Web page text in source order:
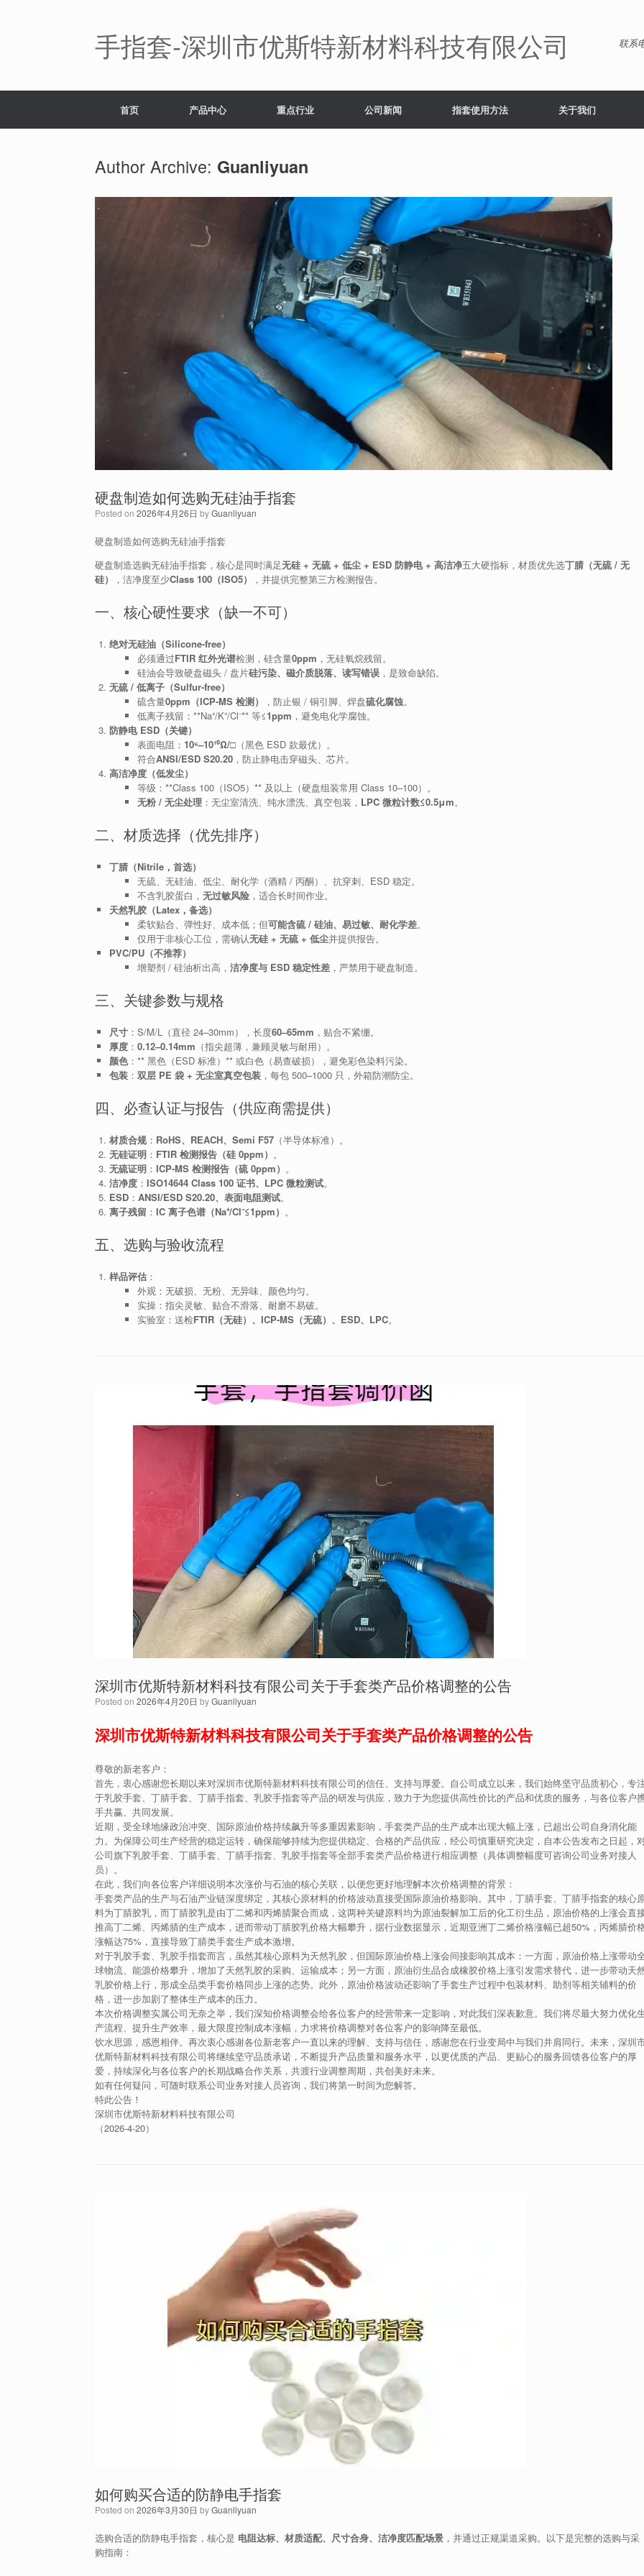
手指套-深圳市优斯特新材料科技有限公司 联系
首页 产品中心 重点行业 公司新闻 指套使用方法 关于我们
Author Archive: Guanliyuan
硬盘制造如何选购无硅油手指套
Posted on 2026年4月26日 byGuanliyuan
硬盘制造如何选购无硅油手指套
硬盘制造选购无硅油手指套，核心是同时满足无硅 + 无硫 + 低尘 + ESD 防静电 + 高洁净五大硬指标，材质优先选丁腈（无硫 / 无
硅）
，洁净度至少Class 100（ISO5） ，并提供完整第三方检测报告。
一、核心硬性要求（缺一不可）
绝对无硅油（Silicone-free）
必须通过FTIR 红外光谱检测，硅含量0ppm ，无硅氧烷残留。
硅油会导致硬盘磁头 / 盘片硅污染、磁介质脱落、读写错误，是致命缺陷。
无硫 / 低离子（Sulfur-free）
硫含量0ppm（ICP-MS 检测） ，防止银 / 铜引脚、焊盘硫化腐蚀。
低离子残留：**Na⁺/K⁺/Cl⁻** 等≤1ppm ，避免电化学腐蚀。
防静电 ESD（关键）
表面电阻： 10⁶–10¹⁰Ω/□（黑色 ESD 款最优）。
符合ANSI/ESD S20.20，防止静电击穿磁头、芯片。
高洁净度（低发尘）
等级：**Class 100（ISO5）** 及以上（硬盘组装常用 Class 10–100）。
无粉 / 无尘处理：无尘室清洗、纯水漂洗、真空包装， LPC 微粒计数≤0.5μm。
二、材质选择（优先排序）
丁腈（Nitrile，首选）
无硫、无硅油、低尘、耐化学（酒精 / 丙酮）、抗穿刺、ESD 稳定。
不含乳胶蛋白， 无过敏风险，适合长时间作业。
天然乳胶（Latex，备选）
柔软贴合、弹性好、成本低；但可能含硫 / 硅油、易过敏、耐化学差。
仅用于非核心工位，需确认无硅 + 无硫 + 低尘并提供报告。
PVC/PU（不推荐）
增塑剂 / 硅油析出高， 洁净度与 ESD 稳定性差，严禁用于硬盘制造。
三、关键参数与规格
尺寸：S/M/L（直径 24–30mm），长度60–65mm ，贴合不紧绷。
厚度： 0.12–0.14mm （指尖超薄，兼顾灵敏与耐用）。
颜色：** 黑色（ESD 标准）** 或白色（易查破损），避免彩色染料污染。
包装： 双层 PE 袋 + 无尘室真空包装，每包 500–1000 只，外箱防潮防尘。
四、必查认证与报告（供应商需提供）
材质合规： RoHS、REACH、Semi F57（半导体标准）。
无硅证明： FTIR 检测报告（硅 0ppm） 。
无硫证明： ICP-MS 检测报告（硫 0ppm） 。
洁净度： ISO14644 Class 100 证书、LPC 微粒测试。
ESD： ANSI/ESD S20.20、表面电阻测试。
离子残留 ： IC 离子色谱（Na⁺/Cl⁻≤1ppm） 。
五、选购与验收流程
样品评估：
外观：无破损、无粉、无异味、颜色均匀。
实操：指尖灵敏、贴合不滑落、耐磨不易破。
实验室：送检FTIR（无硅）、ICP-MS（无硫）、ESD、LPC。
深圳市优斯特新材料科技有限公司关于手套类产品价格调整的公告
Posted on 2026年4月20日 byGuanliyuan
深圳市优斯特新材料科技有限公司关于手套类产品价格调整的公告
尊敬的新老客户：
首先，衷心感谢您长期以来对深圳市优斯特新材料科技有限公司的信任、支持与厚爱。自公司成立以来，我们始终坚守品质初心，专
于乳胶手套、丁腈手套、丁腈手指套、乳胶手指套等产品的研发与供应，致力于为您提供高性价比的产品和优质的服务，与各位客户
手共赢、共同发展。
近期，受全球地缘政治冲突、国际原油价格持续飙升等多重因素影响，手套类产品的生产成本出现大幅上涨，已超出公司自身消化能
力。为保障公司生产经营的稳定运转，确保能够持续为您提供稳定、合格的产品供应，经公司慎重研究决定，自本公告发布之日起，
公司旗下乳胶手套、丁腈手套、丁腈手指套、乳胶手指套等全部手套类产品价格进行相应调整（具体调整幅度可咨询公司业务对接人
员）。
在此，我们向各位客户详细说明本次涨价与石油的核心关联，以便您更好地理解本次价格调整的背景：
手套类产品的生产与石油产业链深度绑定，其核心原材料的价格波动直接受国际原油价格影响。其中，丁腈手套、丁腈手指套的核心
料为丁腈胶乳，而丁腈胶乳是由丁二烯和丙烯腈聚合而成，这两种关键原料均为原油裂解加工后的化工衍生品，原油价格的上涨会直
推高丁二烯、丙烯腈的生产成本，进而带动丁腈胶乳价格大幅攀升，据行业数据显示，近期亚洲丁二烯价格涨幅已超50%，丙烯腈价
涨幅达75%，直接导致丁腈类手套生产成本激增。
对于乳胶手套、乳胶手指套而言，虽然其核心原料为天然乳胶，但国际原油价格上涨会间接影响其成本：一方面，原油价格上涨带动
球物流、能源价格攀升，增加了天然乳胶的采购、运输成本；另一方面，原油衍生品合成橡胶价格上涨引发需求替代，进一步带动天
乳胶价格上行，形成全品类手套价格同步上涨的态势。此外，原油价格波动还影响了手套生产过程中包装材料、助剂等相关辅料的价
格，进一步加剧了整体生产成本的压力。
本次价格调整实属公司无奈之举，我们深知价格调整会给各位客户的经营带来一定影响，对此我们深表歉意。我们将尽最大努力优化
产流程、提升生产效率，最大限度控制成本涨幅，力求将价格调整对各位客户的影响降至最低。
饮水思源，感恩相伴。再次衷心感谢各位新老客户一直以来的理解、支持与信任，感谢您在行业变局中与我们并肩同行。未来，深圳
优斯特新材料科技有限公司将继续坚守品质承诺，不断提升产品质量和服务水平，以更优质的产品、更贴心的服务回馈各位客户的厚
爱，持续深化与各位客户的长期战略合作关系，共渡行业调整周期，共创美好未来。
如有任何疑问，可随时联系公司业务对接人员咨询，我们将第一时间为您解答。
特此公告！
深圳市优斯特新材料科技有限公司
（2026-4-20）
如何购买合适的防静电手指套
Posted on 2026年3月30日 byGuanliyuan
选购合适的防静电手指套，核心是 电阻达标、材质适配、尺寸合身、洁净度匹配场景 ，并通过正规渠道采购。以下是完整的选购与采
购指南：